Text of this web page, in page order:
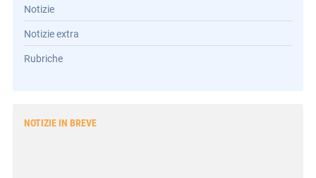
Notizie
Notizie extra
Rubriche
NOTIZIE IN BREVE